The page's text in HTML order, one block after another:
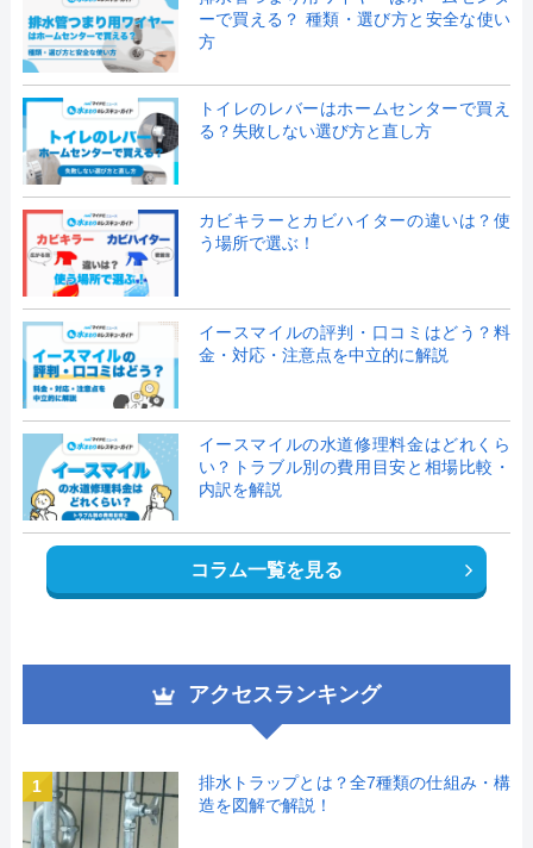
ーで買える？ 種類・選び方と安全な使い
方
トイレのレバーはホームセンターで買え
る？失敗しない選び方と直し方
カビキラーとカビハイターの違いは？使
う場所で選ぶ！
イースマイルの評判・口コミはどう？料
金・対応・注意点を中立的に解説
イースマイルの水道修理料金はどれくら
い？トラブル別の費用目安と相場比較・
内訳を解説
コラム一覧を見る
アクセスランキング
1
排水トラップとは？全7種類の仕組み・構
造を図解で解説！